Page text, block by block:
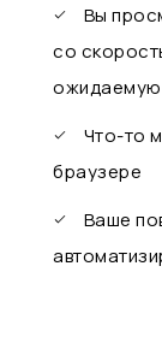
Вы
со
ожидаемую
Что-то
браузере
Ваше